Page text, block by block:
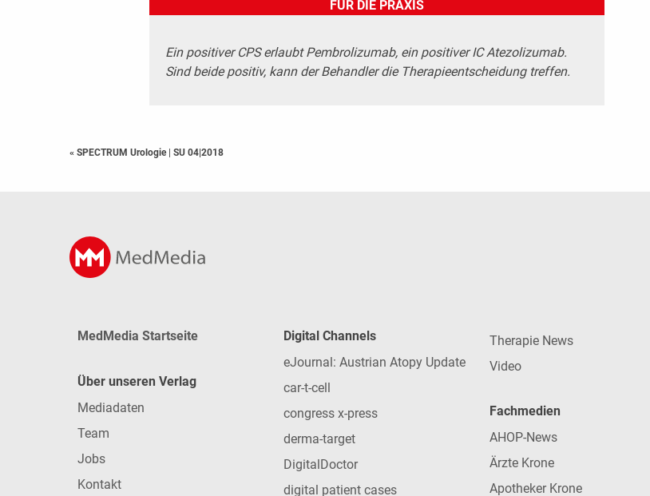
FÜR DIE PRAXIS
Ein positiver CPS erlaubt Pembrolizumab, ein positiver IC Atezolizumab.
Sind beide positiv, kann der Behandler die Therapieentscheidung treffen.
« SPECTRUM Urologie SU 04|2018
MedMedia Startseite
Über unseren Verlag
Mediadaten
Team
Jobs
Kontakt
Digital Channels
eJournal: Austrian Atopy Update
car-t-cell
congress x-press
derma-target
DigitalDoctor
digital patient cases
Therapie News
Video
Fachmedien
AHOP-News
Ärzte Krone
Apotheker Krone